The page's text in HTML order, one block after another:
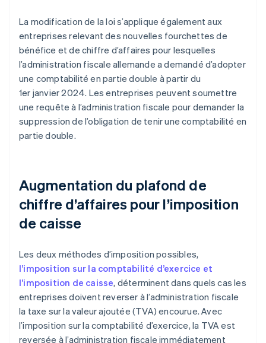
La modification de la loi s’applique également aux
entreprises relevant des nouvelles fourchettes de
bénéfice et de chiffre d’affaires pour lesquelles
l’administration fiscale allemande a demandé d’adopter
une comptabilité en partie double à partir du
1er janvier 2024. Les entreprises peuvent soumettre
une requête à l’administration fiscale pour demander la
suppression de l’obligation de tenir une comptabilité en
partie double.
Augmentation du plafond de
chiffre d’affaires pour l’imposition
de caisse
Les deux méthodes d’imposition possibles,
l’imposition sur la comptabilité d’exercice et
l’imposition de caisse, déterminent dans quels cas les
entreprises doivent reverser à l’administration fiscale
la taxe sur la valeur ajoutée (TVA) encourue. Avec
l’imposition sur la comptabilité d’exercice, la TVA est
reversée à l’administration fiscale immédiatement